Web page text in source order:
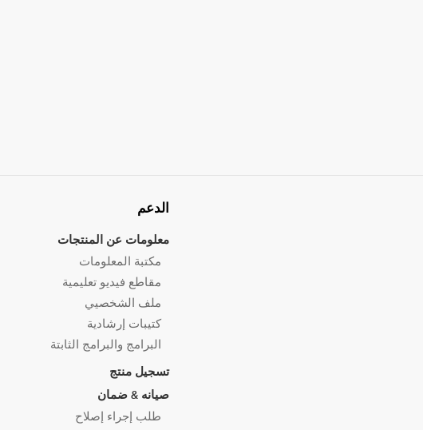
الدعم
معلومات عن المنتجات
مكتبة المعلومات
مقاطع فيديو تعليمية
ملف الشخصيي
كتيبات إرشادية
البرامج والبرامج الثابتة
تسجيل منتج
صيانه & ضمان
طلب إجراء إصلاح